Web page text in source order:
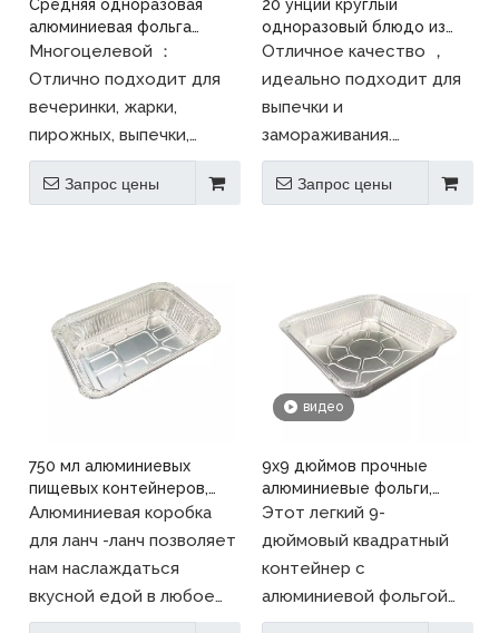
Средняя одноразовая
алюминиевая фольга
блюдо для пищи для
питания
Многоцелевой ：
Отлично подходит для
вечеринки, жарки,
пирожных, выпечки,
пирогов, приготовления
пищи и многого другого
морозильной камере,
духовке и паровом
столе.
Запрос цены
20 унций круглый
одноразовый блюдо из
алюминиевой фольги
Отличное качество ，
идеально подходит для
выпечки и
замораживания.
Идеально подходит для
домашних вечеринок,
Запрос цены
750 мл алюминиевых
пищевых контейнеров,
прочные и устойчивые к
Алюминиевая коробка
для ланч -ланч позволяет
нам наслаждаться
вкусной едой в любое
время.
видео
9x9 дюймов прочные
алюминиевые фольги,
квадратная кухонная
посуда
Этот легкий 9-
дюймовый квадратный
контейнер с
алюминиевой фольгой
идеально подходит для